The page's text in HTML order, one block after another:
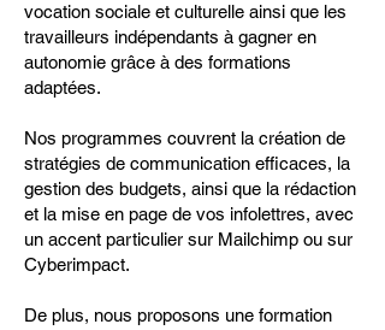
vocation sociale et culturelle ainsi que les
travailleurs indépendants à gagner en
autonomie grâce à des formations
adaptées.
Nos programmes couvrent la création de
stratégies de communication efficaces, la
gestion des budgets, ainsi que la rédaction
et la mise en page de vos infolettres, avec
un accent particulier sur Mailchimp ou sur
Cyberimpact.
De plus, nous proposons une formation